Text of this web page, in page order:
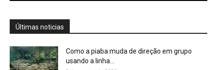
Últimas noticias
Como a piaba muda de direção em grupo
usando a linha...